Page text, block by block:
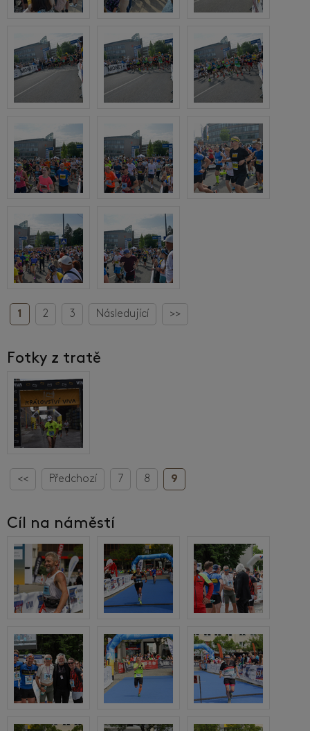
1 2 3 Následující >>
Fotky z tratě
<< Předchozí 7 8 9
Cíl na náměstí